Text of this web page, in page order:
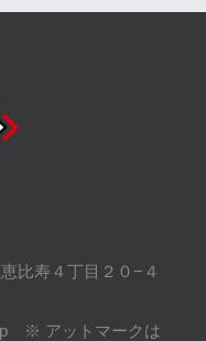
比寿４丁目２０−４
※ アットマークは